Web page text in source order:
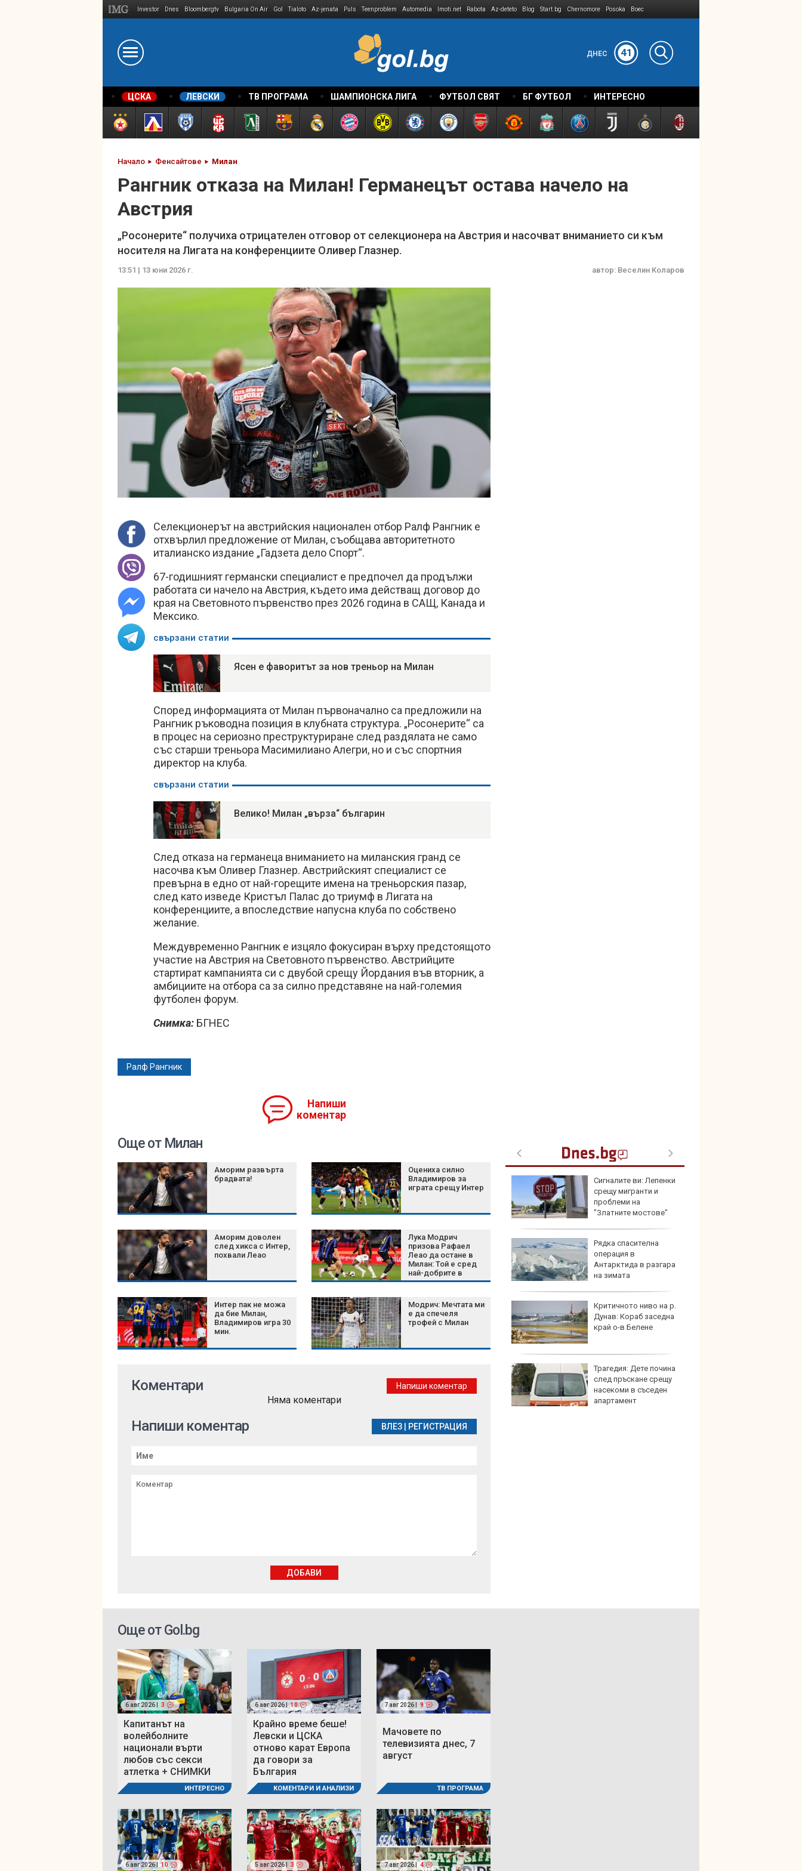
Investor Dnes Bloombergtv Bulgaria On Air Gol Tialoto Az-jenata Puls Teenproblem Automedia Imoti.net Rabota Az-deteto Blog Start.bg Chernomore Posoka Boec
ДНЕС 41
ЦСКА ЛЕВСКИ ТВ ПРОГРАМА ШАМПИОНСКА ЛИГА ФУТБОЛ СВЯТ БГ ФУТБОЛ ИНТЕРЕСНО
Начало Фенсайтове Милан
Рангник отказа на Милан! Германецът остава начело на
Австрия
„Росонерите“ получиха отрицателен отговор от селекционера на Австрия и насочват вниманието си към
носителя на Лигата на конференциите Оливер Глазнер.
13:51 | 13 юни 2026 г. автор: Веселин Коларов
Селекционерът на австрийския национален отбор Ралф Рангник е
отхвърлил предложение от Милан, съобщава авторитетното
италианско издание „Гадзета дело Спорт“.
67-годишният германски специалист е предпочел да продължи
работата си начело на Австрия, където има действащ договор до
края на Световното първенство през 2026 година в САЩ, Канада и
Мексико.
свързани статии
Ясен е фаворитът за нов треньор на Милан
Според информацията от Милан първоначално са предложили на
Рангник ръководна позиция в клубната структура. „Росонерите“ са
в процес на сериозно преструктуриране след раздялата не само
със старши треньора Масимилиано Алегри, но и със спортния
директор на клуба.
свързани статии
Велико! Милан „върза“ българин
След отказа на германеца вниманието на миланския гранд се
насочва към Оливер Глазнер. Австрийският специалист се
превърна в едно от най-горещите имена на треньорския пазар,
след като изведе Кристъл Палас до триумф в Лигата на
конференциите, а впоследствие напусна клуба по собствено
желание.
Междувременно Рангник е изцяло фокусиран върху предстоящото
участие на Австрия на Световното първенство. Австрийците
стартират кампанията си с двубой срещу Йордания във вторник, а
амбициите на отбора са за силно представяне на най-големия
футболен форум.
Снимка: БГНЕС
Ралф Рангник
Напиши
коментар
Още от Милан
Аморим развърта
брадвата!
Оцениха силно
Владимиров за
играта срещу Интер
Аморим доволен
след хикса с Интер,
похвали Леао
Лука Модрич
призова Рафаел
Леао да остане в
Милан: Той е сред
най-добрите в
света
Интер пак не можа
да бие Милан,
Владимиров игра 30
мин.
Модрич: Мечтата ми
е да спечеля
трофей с Милан
Оставиха в ареста
петимата
обвинени за
Meta получи нова
глоба от $567 млн.
заради защита на
децата онлайн
Над 200 000 къса
цигари задържаха
митничари край Видин
последици" на 8 август
от 14:00 часа: Как
Югоизточна Европа
Сигналите ви: Лепенки
срещу мигранти и
проблеми на
"Златните мостове"
Рядка спасителна
операция в
Антарктида в разгара
на зимата
Критичното ниво на р.
Дунав: Кораб заседна
край о-в Белене
Трагедия: Дете почина
след пръскане срещу
насекоми в съседен
апартамент
Коментари Напиши коментар
Няма коментари
Напиши коментар ВЛЕЗ РЕГИСТРАЦИЯ
ДОБАВИ
Още от Gol.bg
6 авг 2026 | 3
Капитанът на
волейболните
национали върти
любов със секси
атлетка + СНИМКИ
ИНТЕРЕСНО
6 авг 2026 | 10
Крайно време беше!
Левски и ЦСКА
отново карат Европа
да говори за
България
КОМЕНТАРИ И АНАЛИЗИ
7 авг 2026 | 9
Мачовете по
телевизията днес, 7
август
ТВ ПРОГРАМА
6 авг 2026 | 10 5 авг 2026 | 3 7 авг 2026 | 4